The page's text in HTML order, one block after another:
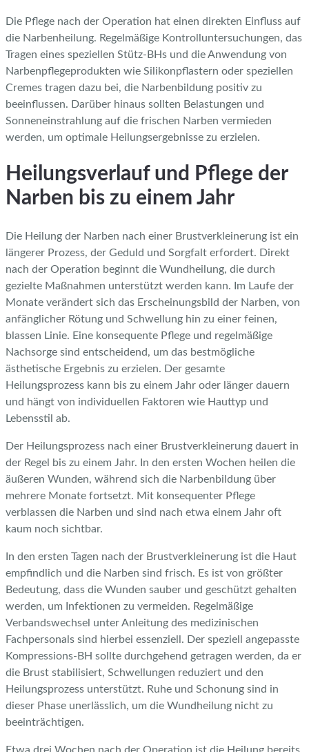
Die Pflege nach der Operation hat einen direkten Einfluss auf
die Narbenheilung. Regelmäßige Kontrolluntersuchungen, das
Tragen eines speziellen Stütz-BHs und die Anwendung von
Narbenpflegeprodukten wie Silikonpflastern oder speziellen
Cremes tragen dazu bei, die Narbenbildung positiv zu
beeinflussen. Darüber hinaus sollten Belastungen und
Sonneneinstrahlung auf die frischen Narben vermieden
werden, um optimale Heilungsergebnisse zu erzielen.
Heilungsverlauf und Pflege der
Narben bis zu einem Jahr
Die Heilung der Narben nach einer Brustverkleinerung ist ein
längerer Prozess, der Geduld und Sorgfalt erfordert. Direkt
nach der Operation beginnt die Wundheilung, die durch
gezielte Maßnahmen unterstützt werden kann. Im Laufe der
Monate verändert sich das Erscheinungsbild der Narben, von
anfänglicher Rötung und Schwellung hin zu einer feinen,
blassen Linie. Eine konsequente Pflege und regelmäßige
Nachsorge sind entscheidend, um das bestmögliche
ästhetische Ergebnis zu erzielen. Der gesamte
Heilungsprozess kann bis zu einem Jahr oder länger dauern
und hängt von individuellen Faktoren wie Hauttyp und
Lebensstil ab.
Der Heilungsprozess nach einer Brustverkleinerung dauert in
der Regel bis zu einem Jahr. In den ersten Wochen heilen die
äußeren Wunden, während sich die Narbenbildung über
mehrere Monate fortsetzt. Mit konsequenter Pflege
verblassen die Narben und sind nach etwa einem Jahr oft
kaum noch sichtbar.
In den ersten Tagen nach der Brustverkleinerung ist die Haut
empfindlich und die Narben sind frisch. Es ist von größter
Bedeutung, dass die Wunden sauber und geschützt gehalten
werden, um Infektionen zu vermeiden. Regelmäßige
Verbandswechsel unter Anleitung des medizinischen
Fachpersonals sind hierbei essenziell. Der speziell angepasste
Kompressions-BH sollte durchgehend getragen werden, da er
die Brust stabilisiert, Schwellungen reduziert und den
Heilungsprozess unterstützt. Ruhe und Schonung sind in
dieser Phase unerlässlich, um die Wundheilung nicht zu
beeinträchtigen.